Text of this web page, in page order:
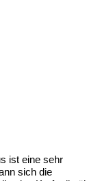
ist eine sehr
sich die